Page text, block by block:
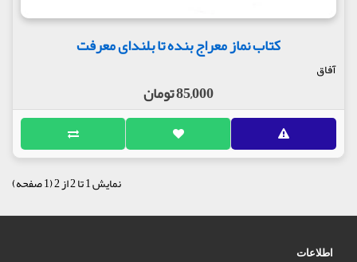
کتاب نماز معراج بنده تا بلندای معرفت
آفاق
85,000 تومان
نمایش 1 تا 2 از 2 (1 صفحه)
اطلاعات